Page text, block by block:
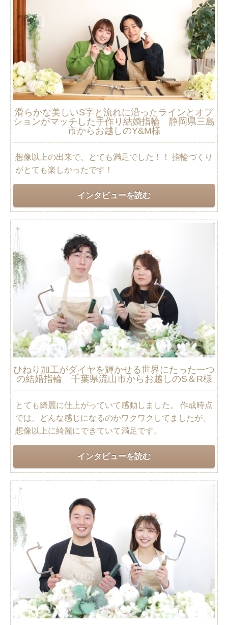
滑らかな美しいS字と流れに沿ったラインとオプ
ションがマッチした手作り結婚指輪 静岡県三島
市からお越しのY&M様
想像以上の出来で、とても満足でした！！ 指輪づくり
がとても楽しかったです！
インタビューを読む
ひねり加工がダイヤを輝かせる世界にたった一つ
の結婚指輪 千葉県流山市からお越しのS＆R様
とても綺麗に仕上がっていて感動しました。 作成時点
では、どんな感じになるのかワクワクしてましたが、
想像以上に綺麗にできていて満足です。
インタビューを読む